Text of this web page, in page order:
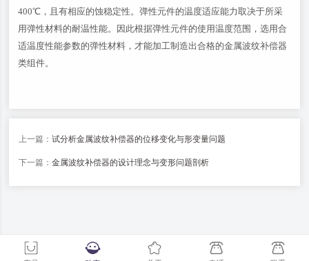
400℃，且有相应的蚀稳定性。弹性元件的温度适应能力取决于所采
用弹性材料的耐温性能。因此根据弹性元件的使用温度范围，选用合
适温度性能参数的弹性材料，才能加工制造出合格的金属波纹补偿器
类组件。
上一篇：试分析金属波纹补偿器的位移变化与形变量问题
下一篇：金属波纹补偿器的设计理念与变形问题剖析